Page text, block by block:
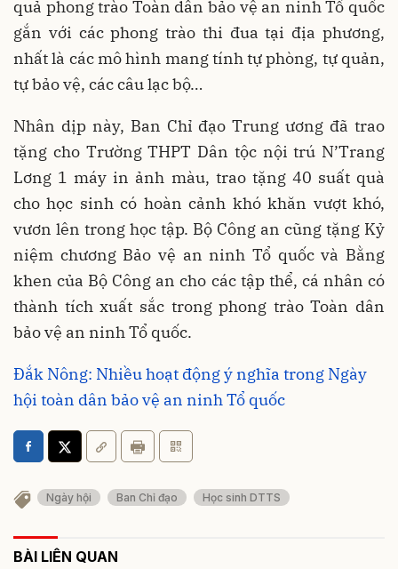
quả phong trào Toàn dân bảo vệ an ninh Tổ quốc
gắn với các phong trào thi đua tại địa phương,
nhất là các mô hình mang tính tự phòng, tự quản,
tự bảo vệ, các câu lạc bộ…
Nhân dịp này, Ban Chỉ đạo Trung ương đã trao
tặng cho Trường THPT Dân tộc nội trú N’Trang
Lơng 1 máy in ảnh màu, trao tặng 40 suất quà
cho học sinh có hoàn cảnh khó khăn vượt khó,
vươn lên trong học tập. Bộ Công an cũng tặng Kỷ
niệm chương Bảo vệ an ninh Tổ quốc và Bằng
khen của Bộ Công an cho các tập thể, cá nhân có
thành tích xuất sắc trong phong trào Toàn dân
bảo vệ an ninh Tổ quốc.
Đắk Nông: Nhiều hoạt động ý nghĩa trong Ngày
hội toàn dân bảo vệ an ninh Tổ quốc
Ngày hội Ban Chỉ đạo Học sinh DTTS
BÀI LIÊN QUAN